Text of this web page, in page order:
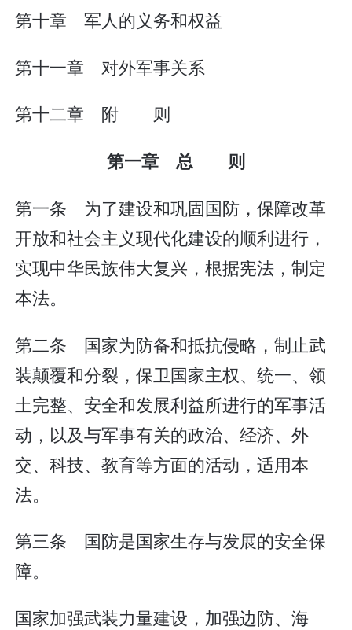
第十章 军人的义务和权益
第十一章 对外军事关系
第十二章 附 则
第一章 总 则
第一条 为了建设和巩固国防，保障改革
开放和社会主义现代化建设的顺利进行，
实现中华民族伟大复兴，根据宪法，制定
本法。
第二条 国家为防备和抵抗侵略，制止武
装颠覆和分裂，保卫国家主权、统一、领
土完整、安全和发展利益所进行的军事活
动，以及与军事有关的政治、经济、外
交、科技、教育等方面的活动，适用本
法。
第三条 国防是国家生存与发展的安全保
障。
国家加强武装力量建设，加强边防、海